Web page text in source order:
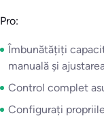
Pro:
Îmbunătățiți
manuală și
Control complet
Configurați